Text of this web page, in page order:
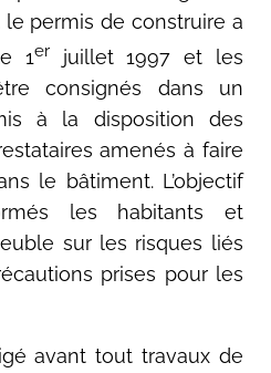
permis de construire a
1er juillet 1997 et les
consignés dans un
à la disposition des
amenés à faire
le bâtiment. L’objectif
les habitants et
sur les risques liés
prises pour les
avant tout travaux de